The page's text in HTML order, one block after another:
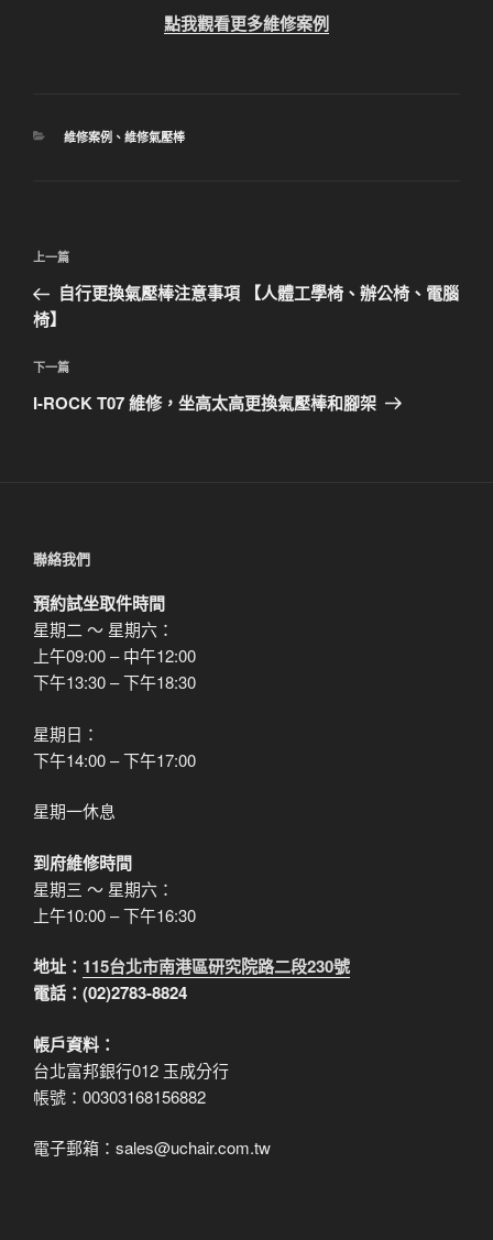
點我觀看更多維修案例
分
維修案例 、 維修氣壓棒
文
導
覽
上
一
篇
章
上一篇
自行更換氣壓棒注意事項 【人體工學椅、辦公椅、電腦
椅】
下
一
下一篇
I-ROCK T07 維修，坐高太高更換氣壓棒和腳架
聯絡我們
預約試坐取件時間
星期二 ～ 星期六：
上午09:00 – 中午12:00
下午13:30 – 下午18:30
星期日：
下午14:00 – 下午17:00
星期一休息
到府維修時間
星期三 ～ 星期六：
上午10:00 – 下午16:30
地址： 115台北市南港區研究院路二段230號
電話：(02)2783-8824
帳戶資料：
台北富邦銀行012 玉成分行
帳號：00303168156882
電子郵箱：sales@uchair.com.tw